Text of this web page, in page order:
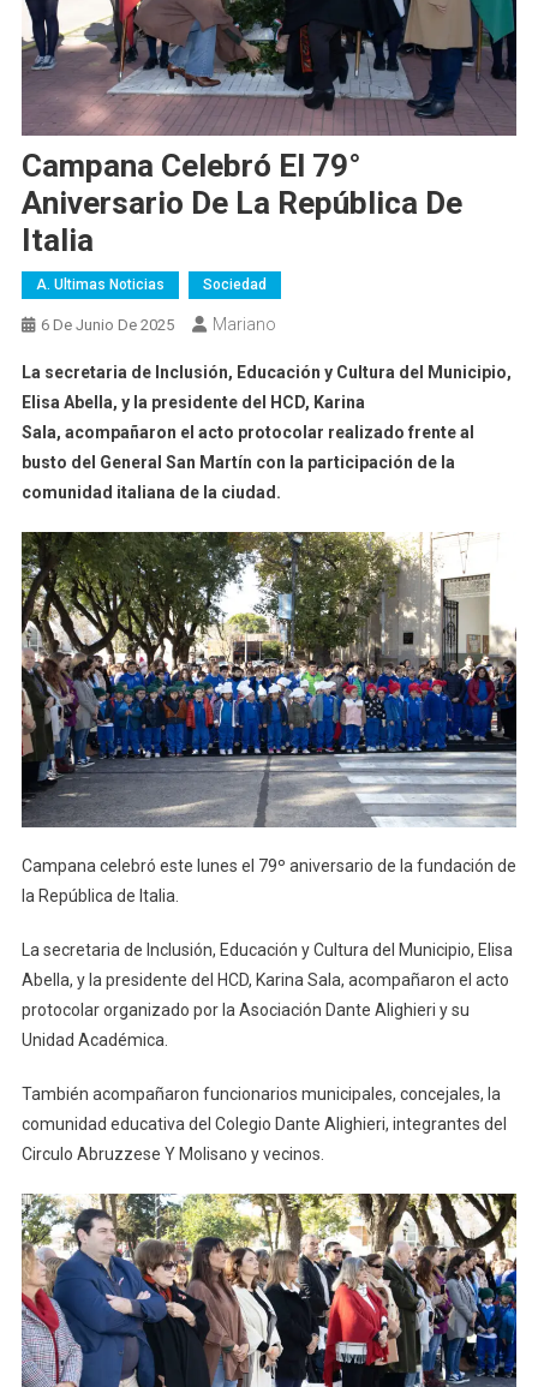
Campana Celebró El 79°
Aniversario De La República De
Italia
A. Ultimas Noticias Sociedad
6 De Junio De 2025 Mariano
La secretaria de Inclusión, Educación y Cultura del Municipio,
Elisa Abella, y la presidente del HCD, Karina
Sala, acompañaron el acto protocolar realizado frente al
busto del General San Martín con la participación de la
comunidad italiana de la ciudad.
Campana celebró este lunes el 79º aniversario de la fundación de
la República de Italia.
La secretaria de Inclusión, Educación y Cultura del Municipio, Elisa
Abella, y la presidente del HCD, Karina Sala, acompañaron el acto
protocolar organizado por la Asociación Dante Alighieri y su
Unidad Académica.
También acompañaron funcionarios municipales, concejales, la
comunidad educativa del Colegio Dante Alighieri, integrantes del
Circulo Abruzzese Y Molisano y vecinos.